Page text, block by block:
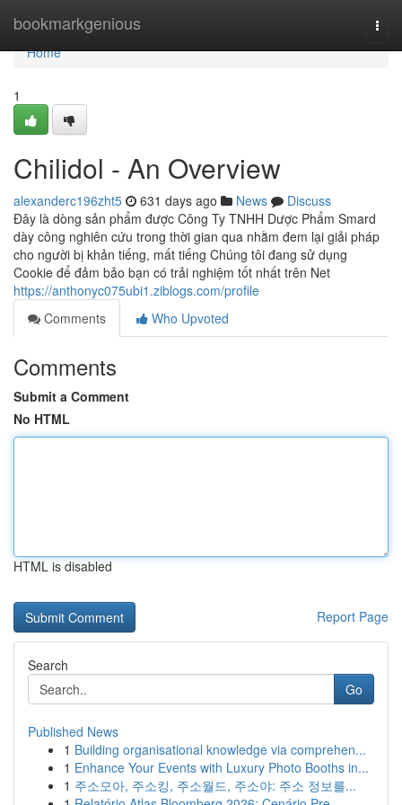
bookmarkgenious
Home
Home
1
Chilidol - An Overview
alexanderc196zht5 631 days ago News
Discuss
Đây là dòng sản phẩm được Công Ty TNHH Dược Phẩm Smard
dày công nghiên cứu trong thời gian qua nhằm đem lại giải pháp
cho người bị khản tiếng, mất tiếng Chúng tôi đang sử dụng
Cookie để đảm bảo bạn có trải nghiệm tốt nhất trên Net
https://anthonyc075ubi1.ziblogs.com/profile
Comments
Who Upvoted
Comments
Submit a Comment
No HTML
HTML is disabled
Report Page
Search
Go
Published News
1 Building organisational knowledge via comprehen...
1 Enhance Your Events with Luxury Photo Booths in...
1 주소모아, 주소킹, 주소월드, 주소야: 주소 정보를...